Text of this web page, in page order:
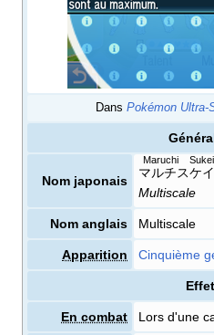
Dans Pokémon Ultra-
Nom japonais
マルチスケ
Maruchi
Multiscale
Nom anglais Multiscale
Apparition Cinquième
En combat Lors d'une